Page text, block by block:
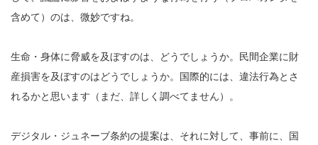
含めて）のは、微妙ですね。
生命・身体に脅威を及ぼすのは、どうでしょうか。民間企業に財
産損害を及ぼすのはどうでしょうか。国際的には、違法行為とさ
れるかと思います（まだ、詳しく調べてません）。
デジタル・ジュネーブ条約の提案は、それに対して、事前に、国